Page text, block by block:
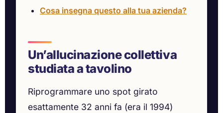
Cosa insegna questo alla tua azienda?
Un’allucinazione collettiva
studiata a tavolino
Riprogrammare uno spot girato
esattamente 32 anni fa (era il 1994)